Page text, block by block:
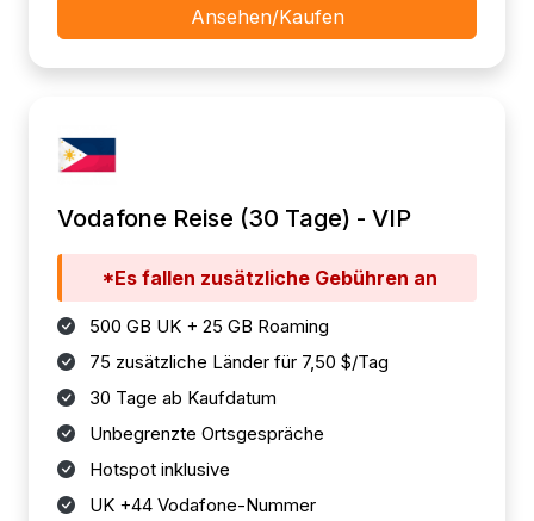
Ansehen/Kaufen
Vodafone Reise (30 Tage) - VIP
*Es fallen zusätzliche Gebühren an
500 GB UK + 25 GB Roaming
75 zusätzliche Länder für 7,50 $/Tag
30 Tage ab Kaufdatum
Unbegrenzte Ortsgespräche
Hotspot inklusive
UK +44 Vodafone-Nummer